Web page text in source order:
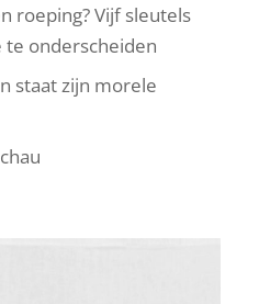
roeping? Vijf sleutels
onderscheiden
staat zijn morele